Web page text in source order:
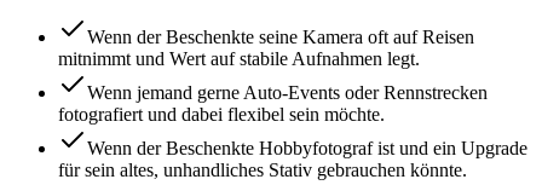
Wenn der Beschenkte seine Kamera oft auf Reisen
mitnimmt und Wert auf stabile Aufnahmen legt.
Wenn jemand gerne Auto-Events oder Rennstrecken
fotografiert und dabei flexibel sein möchte.
Wenn der Beschenkte Hobbyfotograf ist und ein Upgrade
für sein altes, unhandliches Stativ gebrauchen könnte.